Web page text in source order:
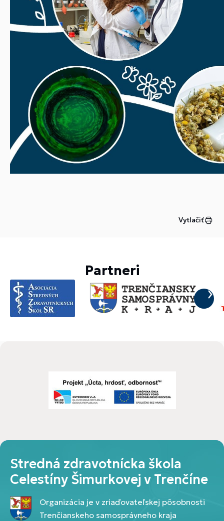
Vytlačiť
Partneri
Stredná zdravotnícka škola
Celestíny Šimurkovej v Trenčíne
Organizácia je v zriaďovateľskej pôsobnosti
Trenčianskeho samosprávneho kraja